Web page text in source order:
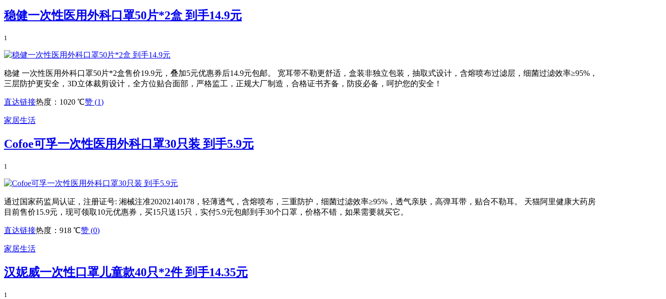
稳健一次性医用外科口罩50片*2盒 到手14.9元
1
稳健 一次性医用外科口罩50片*2盒售价19.9元，叠加5元优惠券后14.9元包邮。 宽耳带不勒更舒适，盒装非独立包装，抽取式设计，含熔喷布过滤层，细菌过滤效率≥95%，
三层防护更安全，3D立体裁剪设计，全方位贴合面部，严格监工，正规大厂制造，合格证书齐备，防疫必备，呵护您的安全！
直达链接热度：1020 ℃赞 (1)
家居生活
Cofoe可孚一次性医用外科口罩30只装 到手5.9元
1
通过国家药监局认证，注册证号: 湘械注准20202140178，轻薄透气，含熔喷布，三重防护，细菌过滤效率≥95%，透气亲肤，高弹耳带，贴合不勒耳。 天猫阿里健康大药房
目前售价15.9元，现可领取10元优惠券，买15只送15只，实付5.9元包邮到手30个口罩，价格不错，如果需要就买它。
直达链接热度：918 ℃赞 (0)
家居生活
汉妮威一次性口罩儿童款40只*2件 到手14.35元
1